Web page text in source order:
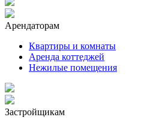
Арендаторам
Квартиры и комнаты
Аренда коттеджей
Нежилые помещения
Застройщикам